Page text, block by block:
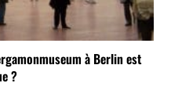
à Berlin est
?